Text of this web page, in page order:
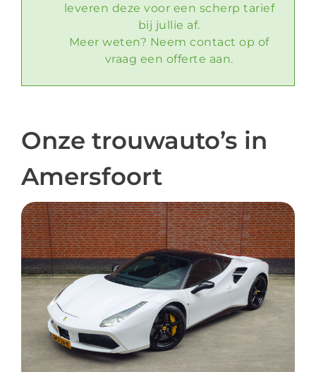
leveren deze voor een scherp tarief
bij jullie af.
Meer weten? Neem contact op of
vraag een offerte aan.
Onze trouwauto’s in
Amersfoort